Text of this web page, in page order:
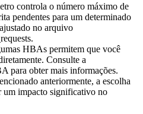
controla o número máximo de
pendentes para um determinado
no arquivo
.
HBAs permitem que você
Consulte a
para obter mais informações.
anteriormente, a escolha
um impacto significativo no